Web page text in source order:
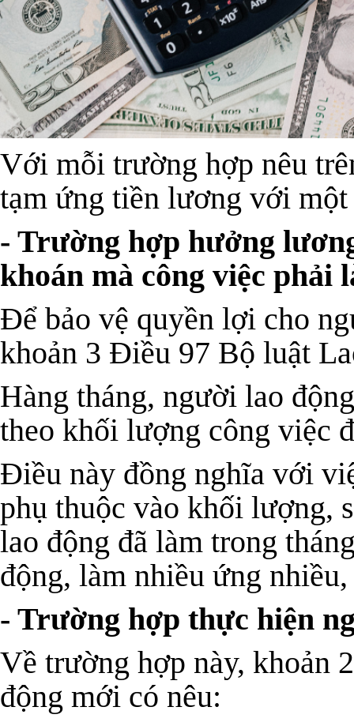
Với mỗi trường hợp nêu
tạm ứng tiền lương với
- Trường hợp hưởng
khoán mà công việc phải
Để bảo vệ quyền lợi cho
khoản 3 Điều 97 Bộ luật
Hàng tháng, người lao
theo khối lượng công việc
Điều này đồng nghĩa với
phụ thuộc vào khối lượng,
lao động đã làm trong
động, làm nhiều ứng
- Trường hợp thực hiện
Về trường hợp này, khoản
động mới có nêu: